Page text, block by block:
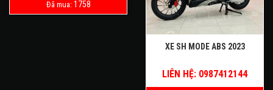
Đã mua: 1758
XE SH MODE ABS 2023
LIÊN HỆ: 0987412144